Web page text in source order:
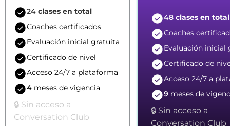
24 clases en total
Coaches certificados
Evaluación inicial gratuita
Certificado de nivel
Acceso 24/7 a plataforma
4 meses de vigencia
🔒 Sin acceso a
Conversation Club
48 clases en total
Coaches
Evaluación inicial
Certificado de
Acceso 24/7 a
9 meses de
🔒 Sin acceso a
Conversation Club